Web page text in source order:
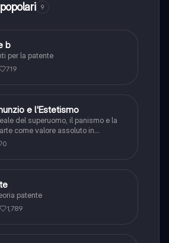
9
b
per la patente
719
e l'Estetismo
del superuomo, il panismo e la
come valore assoluto in
0
patente
1,789